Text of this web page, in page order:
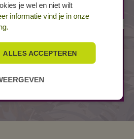
6
je wel en niet wilt
informatie vind je in onze
ALLES ACCEPTEREN